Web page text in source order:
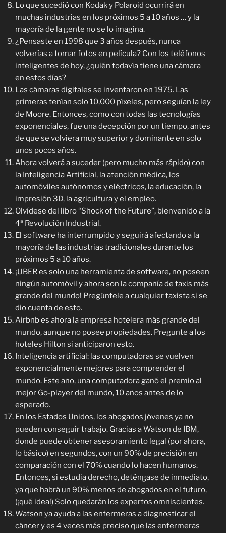
Lo que sucedió con Kodak y Polaroid ocurrirá en
muchas industrias en los próximos 5 a 10 años … y la
mayoría de la gente no se lo imagina.
¿Pensaste en 1998 que 3 años después, nunca
volverías a tomar fotos en película? Con los teléfonos
inteligentes de hoy, ¿quién todavía tiene una cámara
en estos días?
Las cámaras digitales se inventaron en 1975. Las
primeras tenían solo 10,000 píxeles, pero seguían la ley
de Moore. Entonces, como con todas las tecnologías
exponenciales, fue una decepción por un tiempo, antes
de que se volviera muy superior y dominante en solo
unos pocos años.
Ahora volverá a suceder (pero mucho más rápido) con
la Inteligencia Artificial, la atención médica, los
automóviles autónomos y eléctricos, la educación, la
impresión 3D, la agricultura y el empleo.
Olvídese del libro “Shock of the Future”, bienvenido a la
4ª Revolución Industrial.
El software ha interrumpido y seguirá afectando a la
mayoría de las industrias tradicionales durante los
próximos 5 a 10 años.
¡UBER es solo una herramienta de software, no poseen
ningún automóvil y ahora son la compañía de taxis más
grande del mundo! Pregúntele a cualquier taxista si se
dio cuenta de esto.
Airbnb es ahora la empresa hotelera más grande del
mundo, aunque no posee propiedades. Pregunte a los
hoteles Hilton si anticiparon esto.
Inteligencia artificial: las computadoras se vuelven
exponencialmente mejores para comprender el
mundo. Este año, una computadora ganó el premio al
mejor Go-player del mundo, 10 años antes de lo
esperado.
En los Estados Unidos, los abogados jóvenes ya no
pueden conseguir trabajo. Gracias a Watson de IBM,
donde puede obtener asesoramiento legal (por ahora,
lo básico) en segundos, con un 90% de precisión en
comparación con el 70% cuando lo hacen humanos.
Entonces, si estudia derecho, deténgase de inmediato,
ya que habrá un 90% menos de abogados en el futuro,
(¡qué idea!) Solo quedarán los expertos omniscientes.
Watson ya ayuda a las enfermeras a diagnosticar el
cáncer y es 4 veces más preciso que las enfermeras